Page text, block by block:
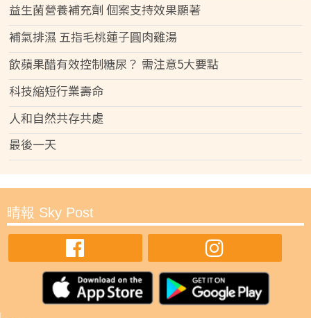
益生菌營養補充劑 個案支持效果顯著
補氣排濕 五指毛桃蓮子圓肉雞湯
飲蘋果醋有效控制糖尿？ 需注意5大要點
科技縮短行業壽命
人和自然共存共處
最後一天
晴報 Sky Post